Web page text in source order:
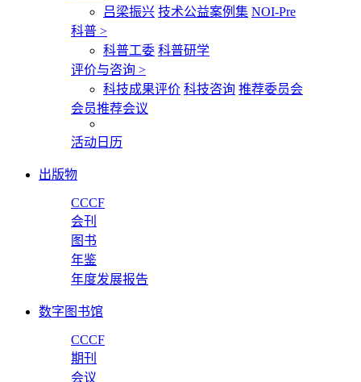
吕梁振兴 技术公益案例集 NOI-Pre
科普 >
科普工委 科普研学
评价与咨询 >
科技成果评价 科技咨询 推荐委员会
会员推荐会议
活动日历
出版物
CCCF
会刊
图书
年鉴
年度发展报告
数字图书馆
CCCF
期刊
会议